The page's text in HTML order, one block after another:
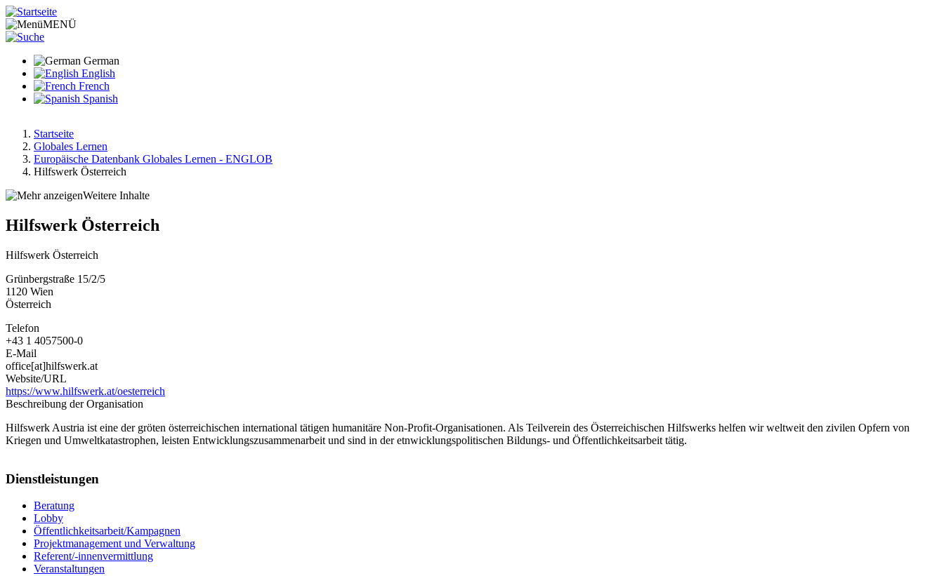
Direkt
zum
Inhalt
MENÜ
German
English
French
Spanish
Pfadnavigation
Startseite
Globales Lernen
Europäische Datenbank Globales Lernen - ENGLOB
Hilfswerk Österreich
Weitere Inhalte
Hilfswerk Österreich
Hilfswerk Österreich
Grünbergstraße 15/2/5
1120 Wien
Österreich
Telefon
+43 1 4057500-0
E-Mail
office[at]hilfswerk.at
Website/URL
https://www.hilfswerk.at/oesterreich
Beschreibung der Organisation
Hilfswerk Austria ist eine der gröten österreichischen international tätigen humanitäre Non-Profit-Organisationen. Als Teilverein des Österreichischen Hilfswerks helfen wir weltweit den zivilen Opfern von
Kriegen und Umweltkatastrophen, leisten Entwicklungszusammenarbeit und sind in der etnwicklungspolitischen Bildungs- und Öffentlichkeitsarbeit tätig.
Dienstleistungen
Beratung
Lobby
Öffentlichkeitsarbeit/Kampagnen
Projektmanagement und Verwaltung
Referent/-innenvermittlung
Veranstaltungen